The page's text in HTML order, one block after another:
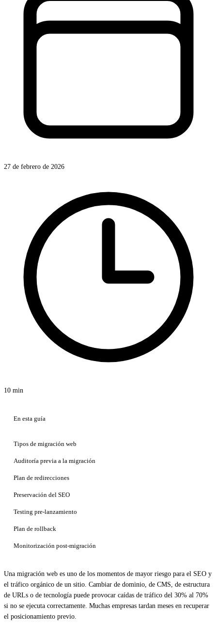
27 de febrero de 2026
10 min
En esta guía
Tipos de migración web
Auditoría previa a la migración
Plan de redirecciones
Preservación del SEO
Testing pre-lanzamiento
Plan de rollback
Monitorización post-migración
Una migración web es uno de los momentos de mayor riesgo para el SEO y
el tráfico orgánico de un sitio. Cambiar de dominio, de CMS, de estructura
de URLs o de tecnología puede provocar caídas de tráfico del 30% al 70%
si no se ejecuta correctamente. Muchas empresas tardan meses en recuperar
el posicionamiento previo.